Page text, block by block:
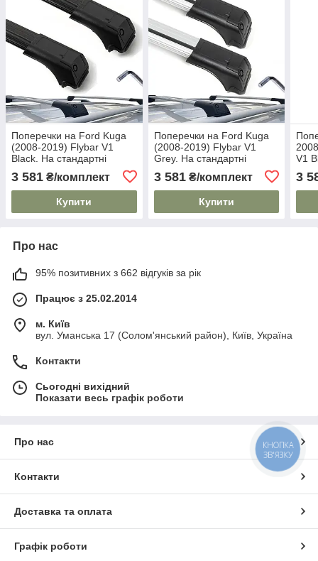
Поперечки на Ford Kuga
(2008-2019) Flybar V1
Black. На стандартні
рейлінги. Без замка. Чорні
3 581 ₴/комплект
Купити
Поперечки на Ford Kuga
(2008-2019) Flybar V1
Grey. На стандартні
рейлінги. Без замка. Сірі
3 581₴/комплект
Купити
V1
3
Про нас
95% позитивних з 662 відгуків за рік
Працює з 25.02.2014
м. Київ
вул. Уманська 17 (Солом'янський район), Київ, Україна
Контакти
Сьогодні вихідний
Показати весь графік роботи
Про нас
Контакти
Доставка та оплата
Графік роботи
КНОПКА
ЗВ'ЯЗКУ